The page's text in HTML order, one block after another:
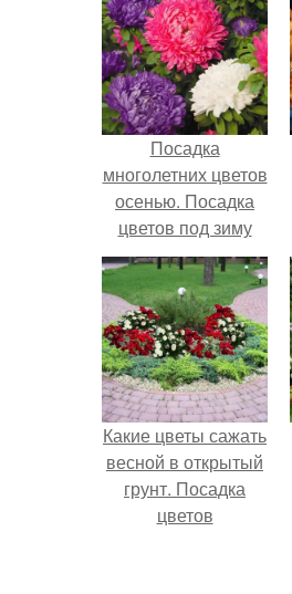
Посадка
многолетних цветов
осенью. Посадка
цветов под зиму
Какие цветы сажать
весной в открытый
грунт. Посадка
цветов